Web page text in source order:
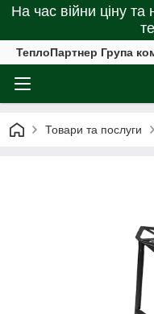
На час війни ціну
ТеплоПартнер Група
Товари та послуги